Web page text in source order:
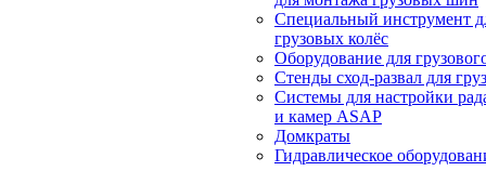
Специальный инструмент
грузовых колёс
Оборудование для
Стенды сход-развал для
Системы для настройки
и камер ASAP
Домкраты
Гидравлическое